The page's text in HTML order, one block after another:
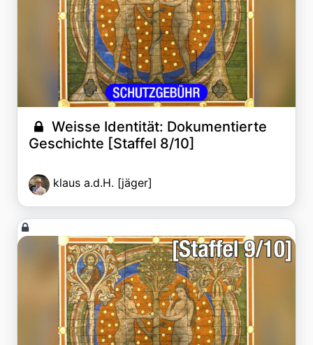
Weisse Identität: Dokumentierte
Geschichte [Staffel 8/10]
klaus a.d.H. [jäger]